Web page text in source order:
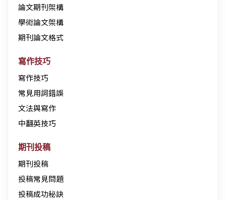
論文期刊架構
學術論文架構
期刊論文格式
寫作技巧
寫作技巧
常見用詞錯誤
文法與寫作
中翻英技巧
期刊投稿
期刊投稿
投稿常見問題
投稿成功秘訣